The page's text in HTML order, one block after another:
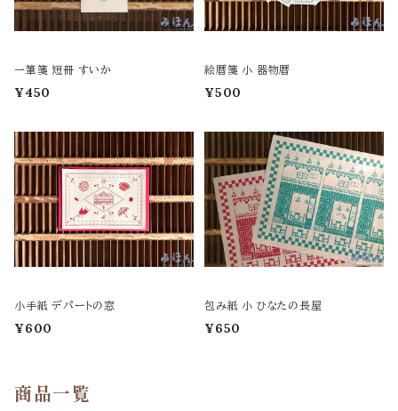
一筆箋 短冊 すいか
¥450
絵暦箋 小 器物暦
¥500
小手紙 デパートの窓
¥600
包み紙 小 ひなたの長屋
¥650
商品一覧